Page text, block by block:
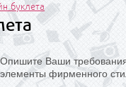
буклета
Опишите Ваши
элементы фирменного